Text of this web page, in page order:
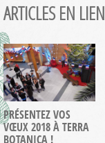
ARTICLES EN LIEN
PRÉSENTEZ VOS
VŒUX 2018 À TERRA
BOTANICA !